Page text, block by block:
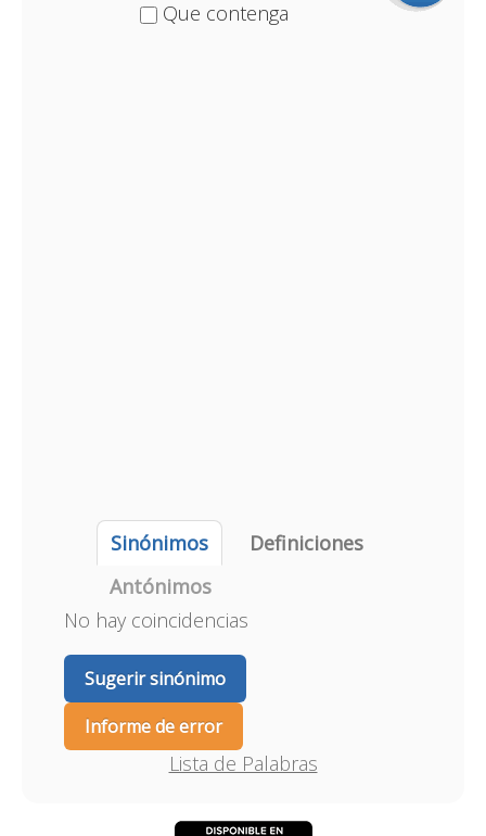
Que contenga
Sinónimos
Definiciones
Antónimos
No hay coincidencias
Sugerir sinónimo
Informe de error
Lista de Palabras